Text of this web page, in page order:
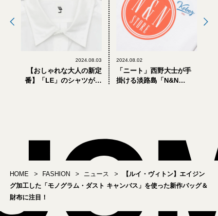
2024.08.03
【おしゃれな大人の新定
番】「LE」のシャツが全
2024.08.02
「ニート」西野大士が手
掛ける淡路島「N&N
HOME FASHION ニュース
【ルイ・ヴィトン】エイジン
グ加工した「モノグラム・ダスト キャンバス」を使った新作バッグ＆
財布に注目！